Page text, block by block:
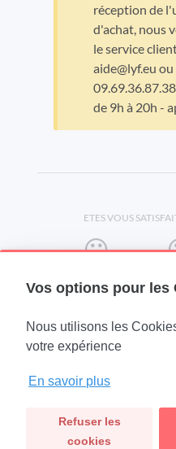
Vos options pour les
Nous utilisons les
votre expérience
En savoir plus
Refuser les
cookies
réception de
d'achat, nous
le service
aide@lyf.eu
de 9h à 20h -
ETES VOUS